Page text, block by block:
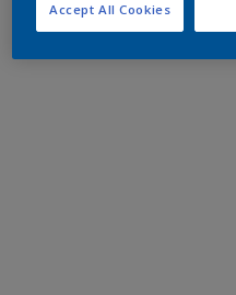
Accept All Cookies